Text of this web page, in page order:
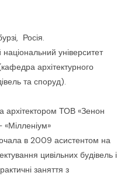
Росія.
університет
архітектурного
та споруд).
ТОВ «Зенон
в 2009 асистентом на
цивільних будівель і
заняття з